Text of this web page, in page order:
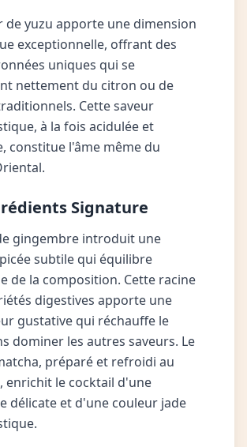
de yuzu apporte une dimension
exceptionnelle, offrant des
uniques qui se
nettement du citron ou de
Cette saveur
à la fois acidulée et
constitue l'âme même du
Signature
gingembre introduit une
subtile qui équilibre
de la composition. Cette racine
digestives apporte une
gustative qui réchauffe le
dominer les autres saveurs. Le
préparé et refroidi au
enrichit le cocktail d'une
délicate et d'une couleur jade